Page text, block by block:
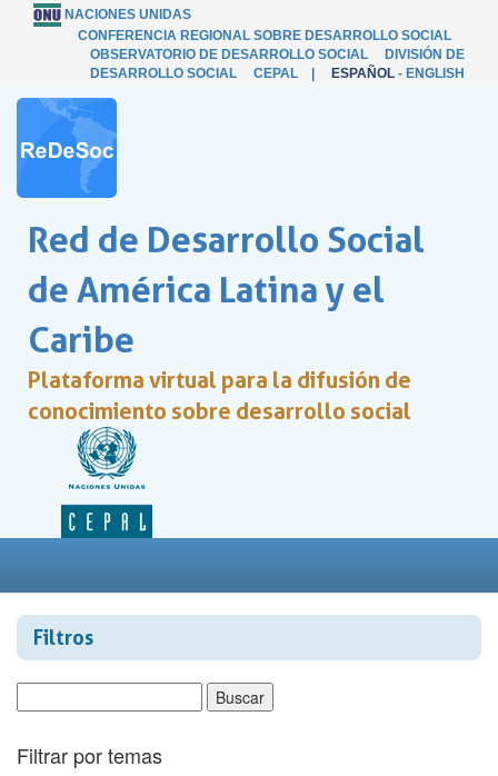
NACIONES UNIDAS
CONFERENCIA REGIONAL SOBRE DESARROLLO SOCIAL
OBSERVATORIO DE DESARROLLO SOCIAL
DIVISIÓN DE
DESARROLLO SOCIAL
CEPAL ESPAÑOL - ENGLISH
Red de Desarrollo Social
de América Latina y el
Caribe
Plataforma virtual para la difusión de
conocimiento sobre desarrollo social
Filtros
Filtrar por temas